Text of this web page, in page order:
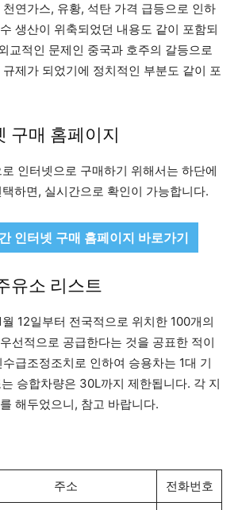
연가스, 유황, 석탄 가격 급등으로 인하
생산이 위축되었던 내용도 같이 포함되
교적인 문제인 중국과 호주의 갈등으로
제가 되었기에 정치적인 부분도 같이 포
구매 홈페이지
인터넷으로 구매하기 위해서는 하단에
하면, 실시간으로 확인이 가능합니다.
인터넷 구매 홈페이지 바로가기
유소 리스트
12일부터 전국적으로 위치한 100개의
선적으로 공급한다는 것을 공표한 적이
급조정조치로 인하여 승용차는 1대 기
승합차량은 30L까지 제한됩니다. 각 지
해두었으니, 참고 바랍니다.
주소 전화번호